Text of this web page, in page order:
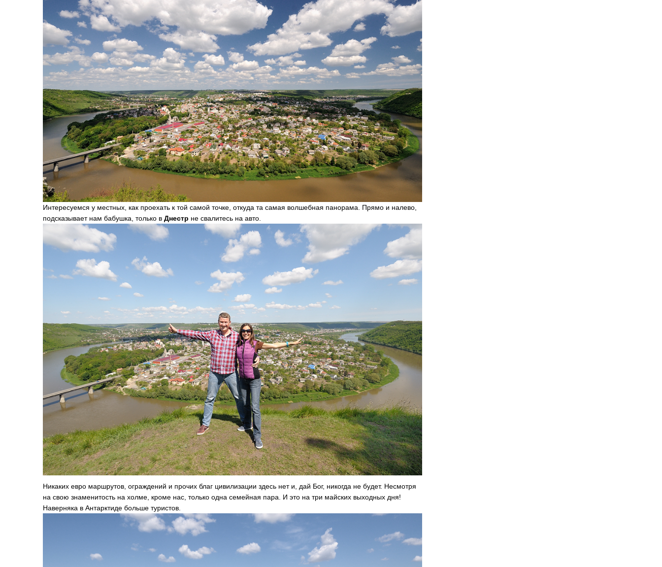
Интересуемся у местных, как проехать к той самой точке, откуда та самая волшебная панорама. Прямо и налево,
подсказывает нам бабушка, только в Днестр не свалитесь на авто.
Никаких евро маршрутов, ограждений и прочих благ цивилизации здесь нет и, дай Бог, никогда не будет. Несмотря
на свою знаменитость на холме, кроме нас, только одна семейная пара. И это на три майских выходных дня!
Наверняка в Антарктиде больше туристов.